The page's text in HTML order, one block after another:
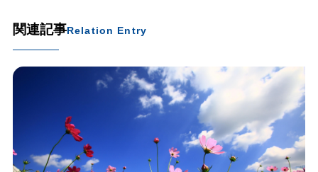
関連記事Relation Entry